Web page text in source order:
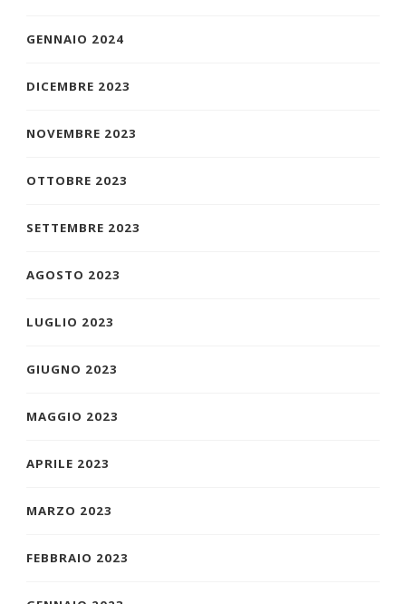
GENNAIO 2024
DICEMBRE 2023
NOVEMBRE 2023
OTTOBRE 2023
SETTEMBRE 2023
AGOSTO 2023
LUGLIO 2023
GIUGNO 2023
MAGGIO 2023
APRILE 2023
MARZO 2023
FEBBRAIO 2023